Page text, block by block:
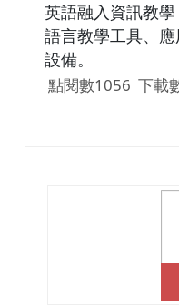
英語融入資訊教
語言教學工具、
設備。
點閱數1056 下載